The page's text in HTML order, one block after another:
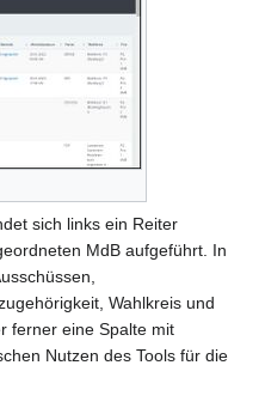
sich links ein Reiter
MdB aufgeführt. In
Wahlkreis und
ferner eine Spalte mit
Nutzen des Tools für die